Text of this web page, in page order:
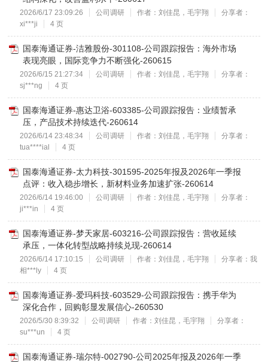
2026/6/17 23:09:26 公司调研 作者：刘佳昆，毛宇翔
分享者：
xi***ji
4 页
国泰海通证券-洁雅股份-301108-公司跟踪报告：海外市场
表现亮眼，国际竞争力不断强化-260615
2026/6/15 21:27:34 公司调研 作者：刘佳昆，毛宇翔
分享者：
sj***ng
4 页
国泰海通证券-惠达卫浴-603385-公司跟踪报告：业绩暂承
压，产品技术持续迭代-260614
2026/6/14 23:48:34 公司调研 作者：刘佳昆，毛宇翔
分享者：
tua****ial
4 页
国泰海通证券-太力科技-301595-2025年报及2026年一季报
点评：收入稳步增长，新材料业务加速扩张-260614
2026/6/14 19:46:00 公司调研 作者：刘佳昆，毛宇翔
分享者：
ji***in
4 页
国泰海通证券-梦天家居-603216-公司跟踪报告：营收延续
承压，一体化转型战略持续兑现-260614
2026/6/14 17:10:15 公司调研 作者：刘佳昆，毛宇翔
分享者：我
相***ly
4 页
国泰海通证券-爱玛科技-603529-公司跟踪报告：携手华为
深化合作，回购彰显发展信心-260530
2026/5/30 8:39:32 公司调研 作者：刘佳昆，毛宇翔
分享者：
su***un
4 页
国泰海通证券-瑞尔特-002790-公司2025年报及2026年一季